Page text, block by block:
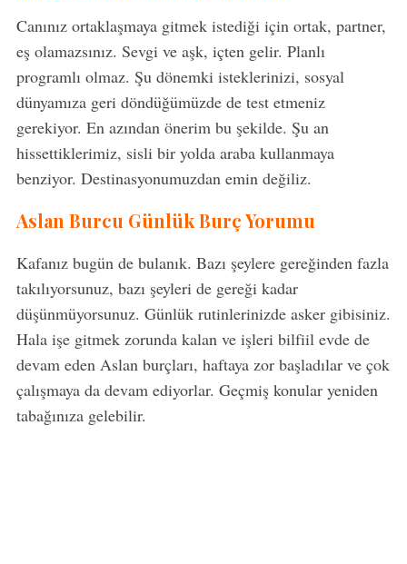
Canınız ortaklaşmaya gitmek istediği için ortak, partner,
eş olamazsınız. Sevgi ve aşk, içten gelir. Planlı
programlı olmaz. Şu dönemki isteklerinizi, sosyal
dünyamıza geri döndüğümüzde de test etmeniz
gerekiyor. En azından önerim bu şekilde. Şu an
hissettiklerimiz, sisli bir yolda araba kullanmaya
benziyor. Destinasyonumuzdan emin değiliz.
Aslan Burcu Günlük Burç Yorumu
Kafanız bugün de bulanık. Bazı şeylere gereğinden fazla
takılıyorsunuz, bazı şeyleri de gereği kadar
düşünmüyorsunuz. Günlük rutinlerinizde asker gibisiniz.
Hala işe gitmek zorunda kalan ve işleri bilfiil evde de
devam eden Aslan burçları, haftaya zor başladılar ve çok
çalışmaya da devam ediyorlar. Geçmiş konular yeniden
tabağınıza gelebilir.